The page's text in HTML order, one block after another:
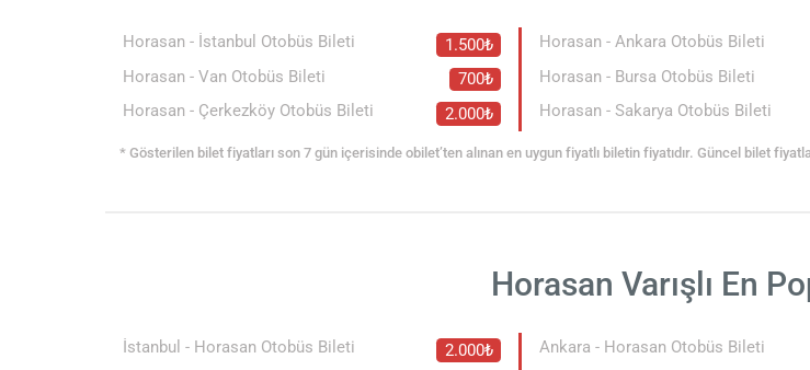
Horasan - İstanbul Otobüs Bileti 1.500₺ Horasan - Ankara Otobüs Bileti
Horasan - Van Otobüs Bileti
700₺ Horasan - Bursa Otobüs Bileti
Horasan - Çerkezköy Otobüs Bileti
2.000₺ Horasan - Sakarya Otobüs Bileti
* Gösterilen bilet fiyatları son 7 gün içerisinde obilet’ten alınan en uygun fiyatlı biletin fiyatıdır. Güncel bilet
Horasan Varışlı En
İstanbul - Horasan Otobüs Bileti 2.000₺ Ankara - Horasan Otobüs Bileti